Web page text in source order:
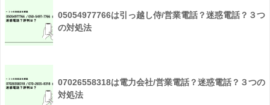
05054977766は引っ越し侍/営業電話？迷惑電話？３つ
の対処法
07026558318は電力会社/営業電話？迷惑電話？３つの
対処法